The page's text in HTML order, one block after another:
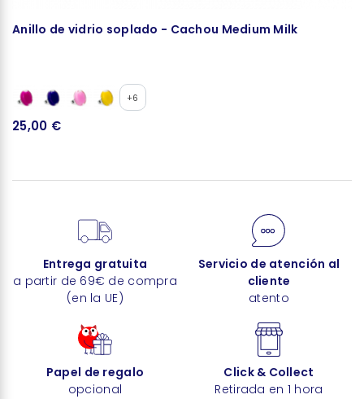
Anillo de vidrio soplado - Cachou Medium Milk
+6
25,00 €
Entrega gratuita
a partir de 69€ de compra
(en la UE)
Servicio de atención al
cliente
atento
Papel de regalo
opcional
Click & Collect
Retirada en 1 hora